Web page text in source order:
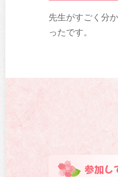
先生がすごく分
ったです。
参加し